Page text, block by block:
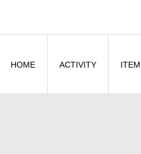
HOME ACTIVITY ITEM